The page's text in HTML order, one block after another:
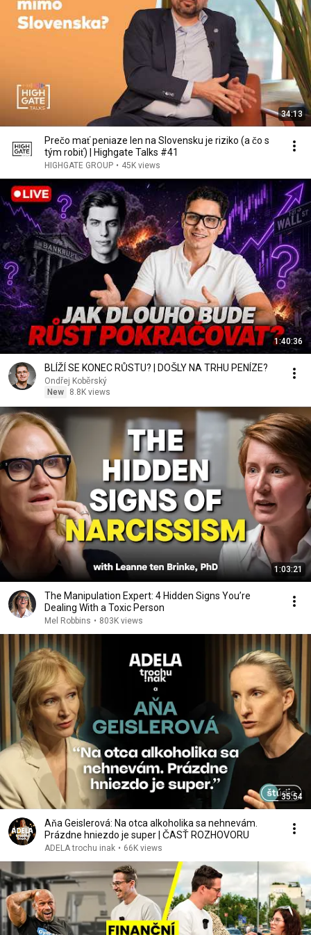
34:13
Prečo mať peniaze len na Slovensku je riziko (a čo s
tým robiť) | Highgate Talks #41
HIGHGATE GROUP • 45K views
1:40:36
BLÍŽÍ SE KONEC RŮSTU? | DOŠLY NA TRHU PENÍZE?
Ondřej Koběrský
New
8.8K views
1:03:21
The Manipulation Expert: 4 Hidden Signs You’re
Dealing With a Toxic Person
Mel Robbins • 803K views
35:54
Aňa Geislerová: Na otca alkoholika sa nehnevám.
Prázdne hniezdo je super | ČASŤ ROZHOVORU
ADELA trochu inak • 66K views